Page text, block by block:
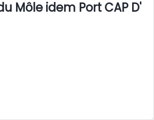
Môle idem Port CAP